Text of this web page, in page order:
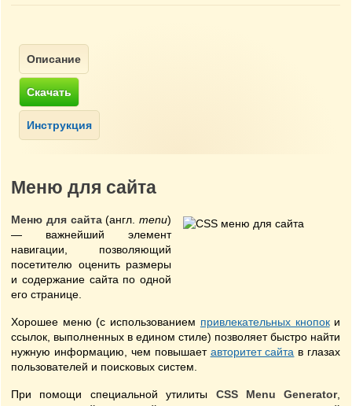
Меню для сайта
Меню для сайта(англ.menu)
— важнейший элемент
навигации, позволяющий
посетителю оценить размеры
и содержание сайта по одной
его странице.
Хорошее меню (с использованием привлекательных кнопоки
ссылок, выполненных в едином стиле) позволяет быстро найти
нужную информацию, чем повышает авторитет сайта в глазах
пользователей и поисковых систем.
При помощи специальной утилиты CSS Menu Generator,